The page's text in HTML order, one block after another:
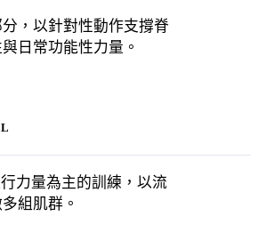
，以針對性動作支撐脊
日常功能性力量。
力量為主的訓練，以流
組肌群。